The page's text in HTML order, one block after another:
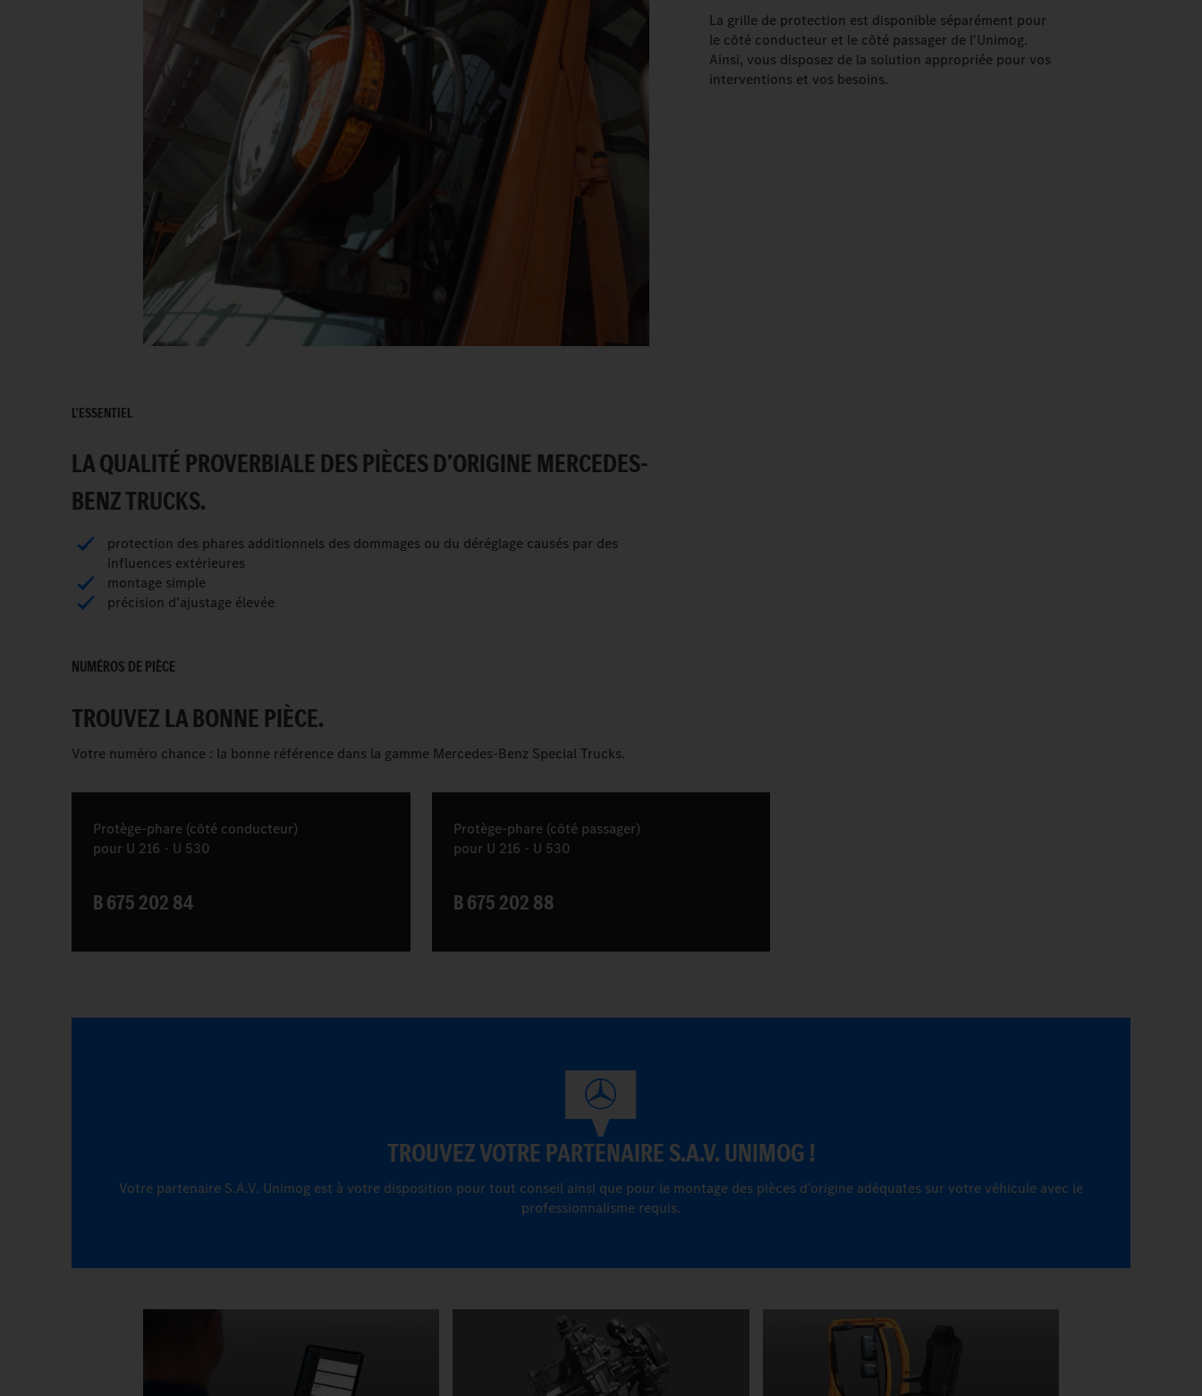
La grille de protection est disponible séparément pour
le côté conducteur et le côté passager de l'Unimog.
Ainsi, vous disposez de la solution appropriée pour vos
interventions et vos besoins.
L'ESSENTIEL
LA QUALITÉ PROVERBIALE DES PIÈCES D’ORIGINE MERCEDES-
BENZ TRUCKS.
protection des phares additionnels des dommages ou du déréglage causés par des
influences extérieures
montage simple
précision d’ajustage élevée
NUMÉROS DE PIÈCE
TROUVEZ LA BONNE PIÈCE.
Votre numéro chance : la bonne référence dans la gamme Mercedes-Benz Special Trucks.
Protège-phare (côté conducteur)
pour U 216 - U 530
B 675 202 84
Protège-phare (côté passager)
pour U 216 - U 530
B 675 202 88
TROUVEZ VOTRE PARTENAIRE S.A.V. UNIMOG !
Votre partenaire S.A.V. Unimog est à votre disposition pour tout conseil ainsi que pour le montage des pièces d’origine adéquates sur votre véhicule avec le
professionnalisme requis.